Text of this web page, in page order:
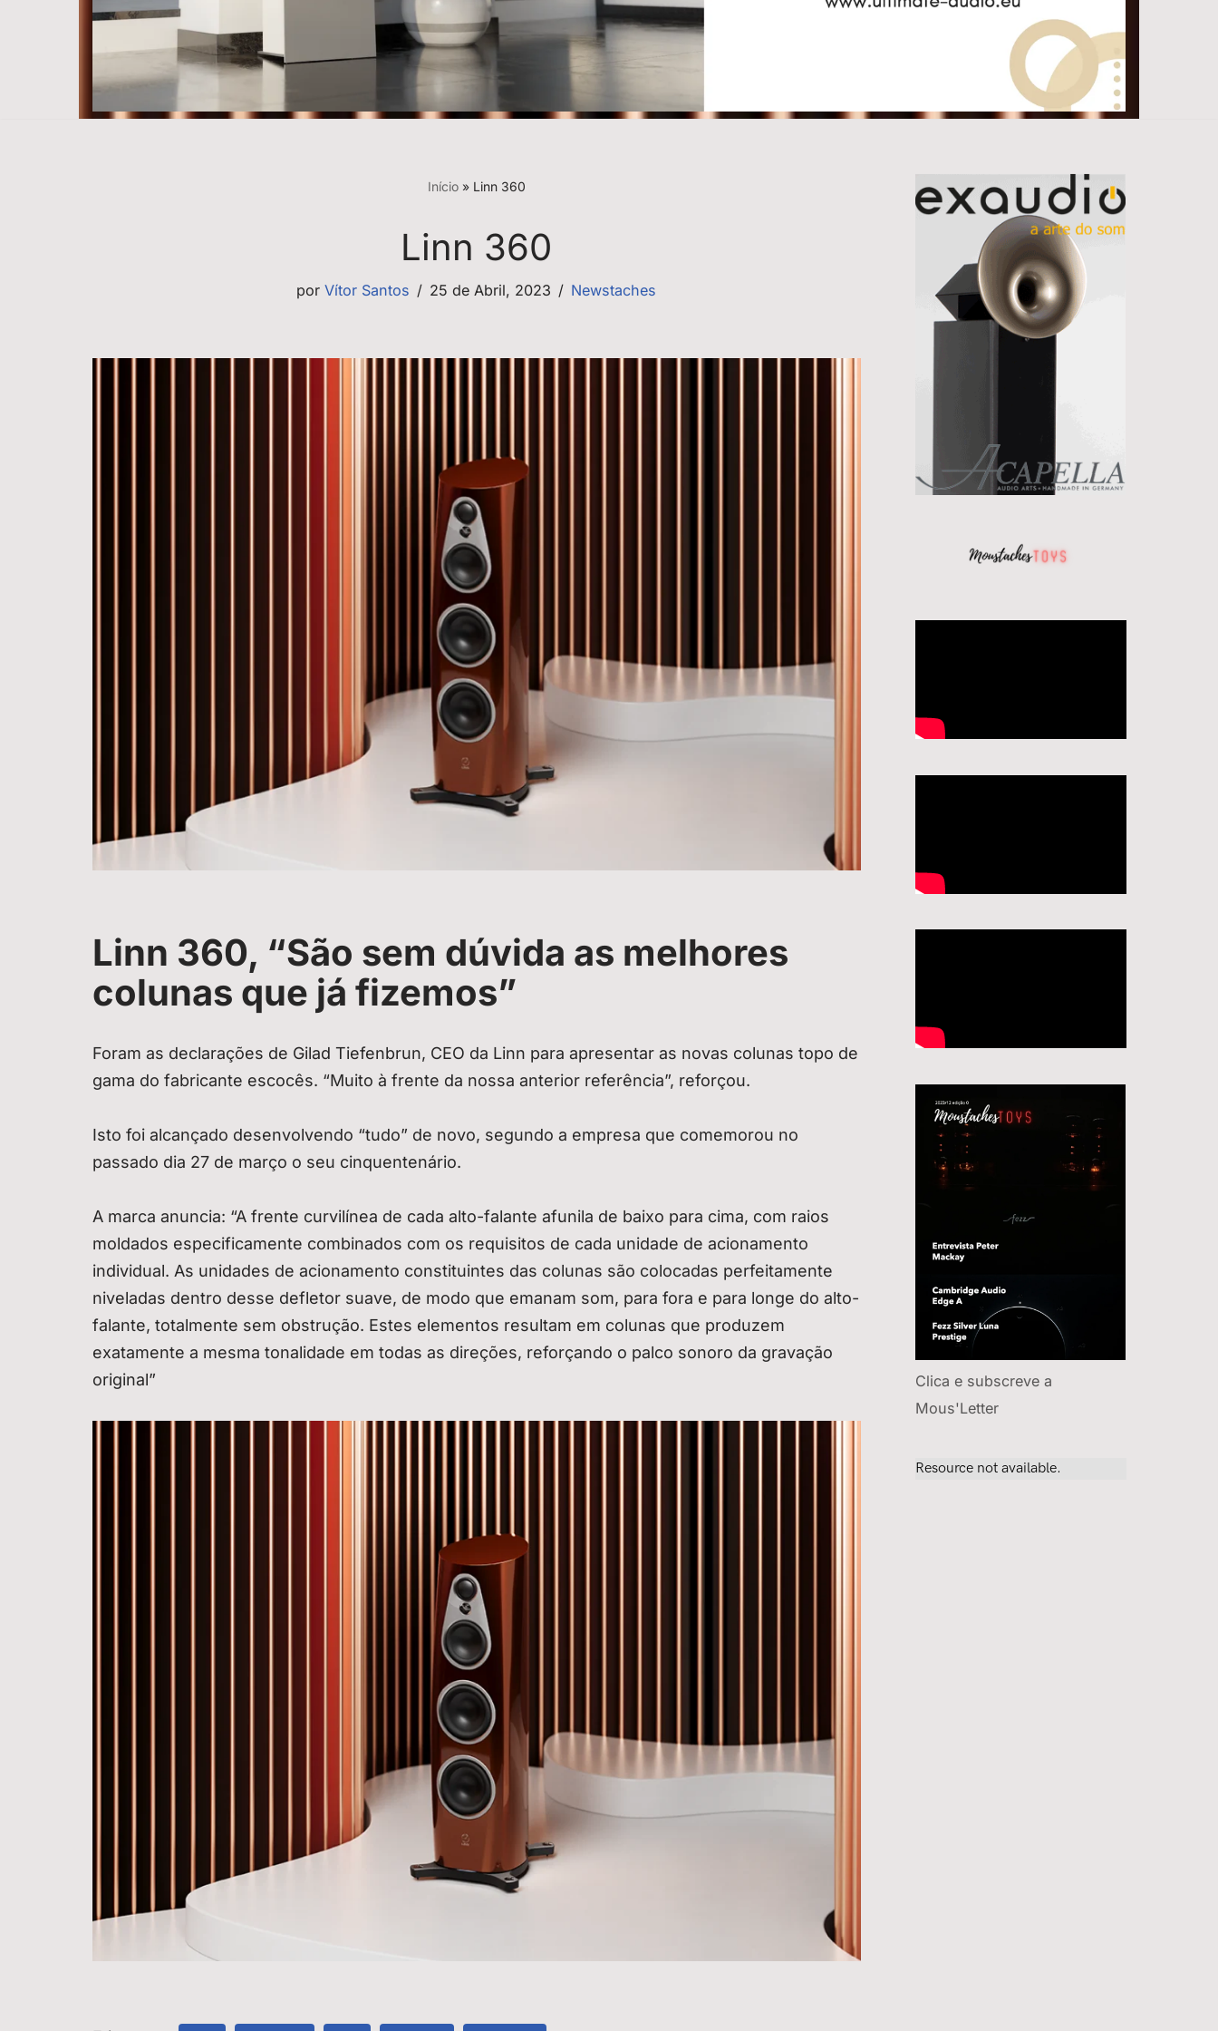
Início» Linn 360
Linn 360
porVítor Santos 25 de Abril, 2023 Newstaches
Linn 360, “São sem dúvida as melhores
colunas que já fizemos”
Foram as declarações de Gilad Tiefenbrun, CEO da Linn para apresentar as novas colunas topo de
gama do fabricante escocês. “Muito à frente da nossa anterior referência”, reforçou.
Isto foi alcançado desenvolvendo “tudo” de novo, segundo a empresa que comemorou no
passado dia 27 de março o seu cinquentenário.
A marca anuncia: “A frente curvilínea de cada alto-falante afunila de baixo para cima, com raios
moldados especificamente combinados com os requisitos de cada unidade de acionamento
individual. As unidades de acionamento constituintes das colunas são colocadas perfeitamente
niveladas dentro desse defletor suave, de modo que emanam som, para fora e para longe do alto-
falante, totalmente sem obstrução. Estes elementos resultam em colunas que produzem
exatamente a mesma tonalidade em todas as direções, reforçando o palco sonoro da gravação
original”
Clica e subscreve a
Mous'Letter